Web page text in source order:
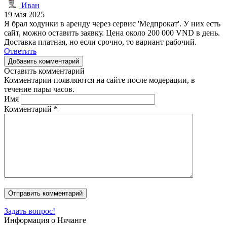
Иван
19 мая 2025
Я брал ходунки в аренду через сервис 'Медпрокат'. У них есть
сайт, можно оставить заявку. Цена около 200 000 VND в день.
Доставка платная, но если срочно, то вариант рабочий.
Ответить
Добавить комментарий
Оставить комментарий
Комментарии появляются на сайте после модерации, в
течение пары часов.
Имя
Комментарий *
Задать вопрос!
Информация о Нячанге